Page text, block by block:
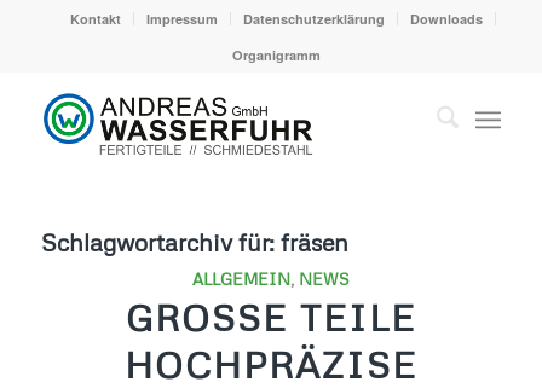
Kontakt Impressum Datenschutzerklärung
Downloads
Organigramm
Schlagwortarchiv für: fräsen
ALLGEMEIN, NEWS
GROSSE TEILE H
OCHPRÄZISE B